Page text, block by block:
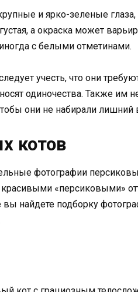
и ярко-зеленые
а окраска может
с белыми отметинами.
учесть, что они
одиночества. Также им
они не набирали лишний
котов
фотографии
«персиковыми»
найдете подборку